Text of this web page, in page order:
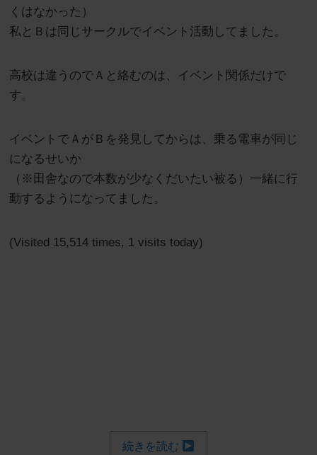
くはなかった）
私とＢは同じサークルでイベント活動してました。
高校は違うのでＡと絡むのは、イベント関係だけで
す。
イベントでＡがＢを発見してからは、乗る電車が同じ
になるせいか
（※田舎なので本数が少なくだいたい被る）一緒に行
動するようになってました。
(Visited 15,514 times, 1 visits today)
続きを読む